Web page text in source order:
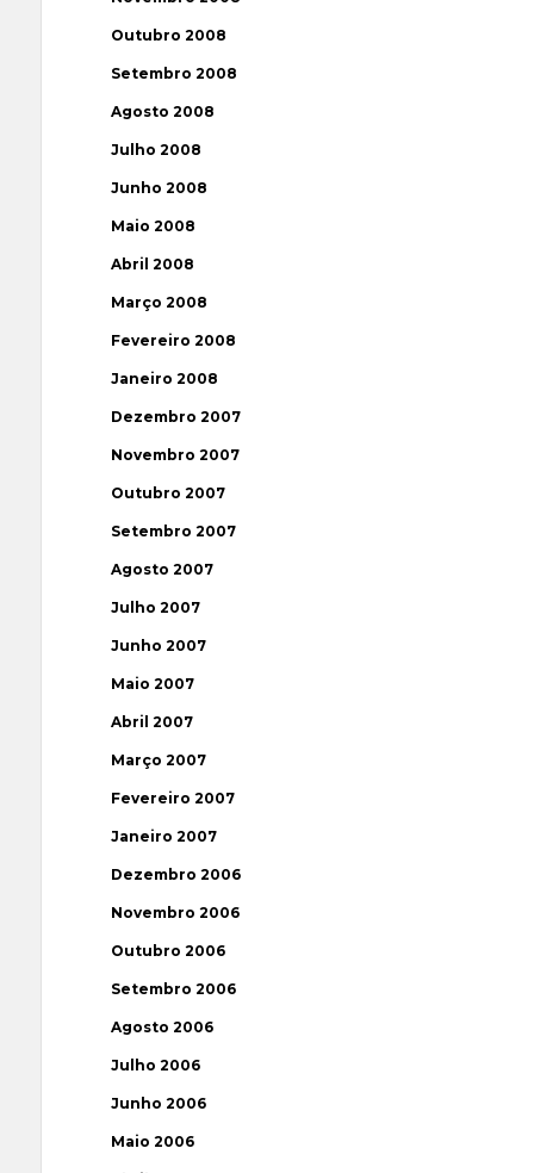
Outubro 2008
Setembro 2008
Agosto 2008
Julho 2008
Junho 2008
Maio 2008
Abril 2008
Março 2008
Fevereiro 2008
Janeiro 2008
Dezembro 2007
Novembro 2007
Outubro 2007
Setembro 2007
Agosto 2007
Julho 2007
Junho 2007
Maio 2007
Abril 2007
Março 2007
Fevereiro 2007
Janeiro 2007
Dezembro 2006
Novembro 2006
Outubro 2006
Setembro 2006
Agosto 2006
Julho 2006
Junho 2006
Maio 2006